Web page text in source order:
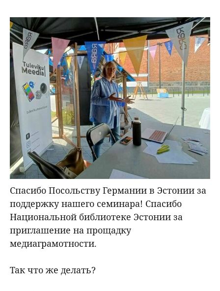
Спасибо Посольству Германии в Эстонии за
поддержку нашего семинара! Спасибо
Национальной библиотеке Эстонии за
приглашение на прощадку
медиаграмотности.
Так что же делать?